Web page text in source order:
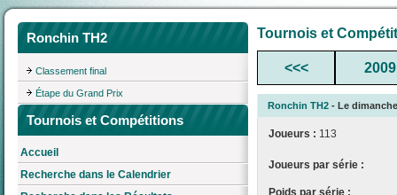
Ronchin TH2
Classement final
Étape du Grand Prix
Tournois et Compétitions
Accueil
Recherche dans le Calendrier
Tournois et
<<< 2009
Ronchin TH2 - Le
Joueurs : 113
Joueurs par série :
Poids par série :